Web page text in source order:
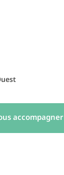
accompagner